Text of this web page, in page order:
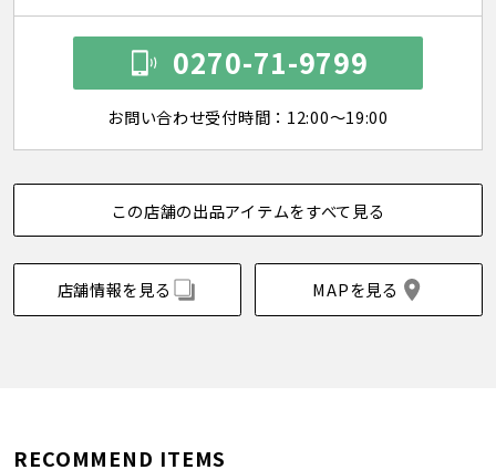
0270-71-9799
お問い合わせ受付時間：12:00～19:00
この店舗の出品アイテムをすべて見る
店舗情報を見る MAPを見る
RECOMMEND ITEMS